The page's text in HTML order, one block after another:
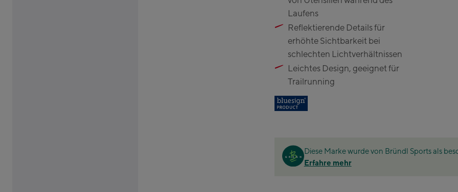
Laufens
​Reflektierende Details für
erhöhte Sichtbarkeit bei
schlechten Lichtverhältnissen
​Leichtes Design, geeignet für
Trailrunning
Diese Marke wurde von Bründl Sports als
Erfahre mehr